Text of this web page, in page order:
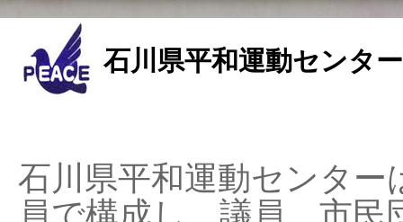
石川県平和運動センタ
石川県平和運動センタ
員で構成し、議員、市